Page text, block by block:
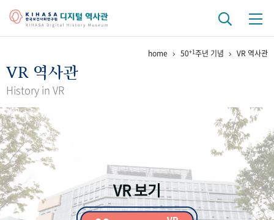
걸어온 길 기관 변천사
연구 역사
정책과 연구
간행물 변천사
기록물 아카이브
home 50+1주년 기념 VR 역사관
VR 역사관
History in VR
VR 보기